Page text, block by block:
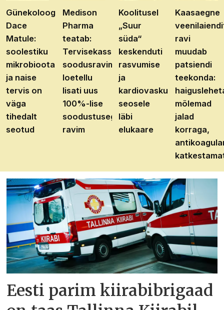
Günekoloog
Dace
Matule:
soolestiku
mikrobioota
ja naise
tervis on
väga
tihedalt
seotud
Medison
Pharma
teatab:
Tervisekassa
soodusravimite
loetellu
lisati uus
100%-lise
soodustusega
ravim
Koolitusel
„Suur
süda“
keskenduti
rasvumise
ja
kardiovaskulaarhaiguste
seosele
läbi
elukaare
Kaasaegne
ravi
muudab
patsiendi
teekonda:
mõlemad
jalad
korraga,
Eesti parim kiirabibrigaad